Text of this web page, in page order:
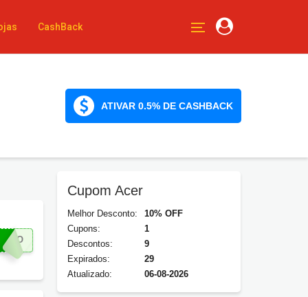
CashBack
ATIVAR 0.5% DE CASHBACK
Cupom Acer
Melhor Desconto:
10% OFF
Cupons:
1
Descontos:
9
Expirados:
29
Atualizado:
06-08-2026